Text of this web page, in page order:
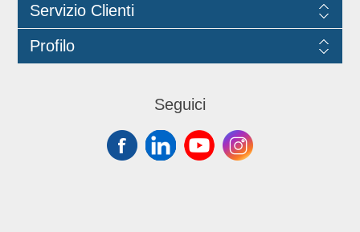
Servizio Clienti
Profilo
Seguici